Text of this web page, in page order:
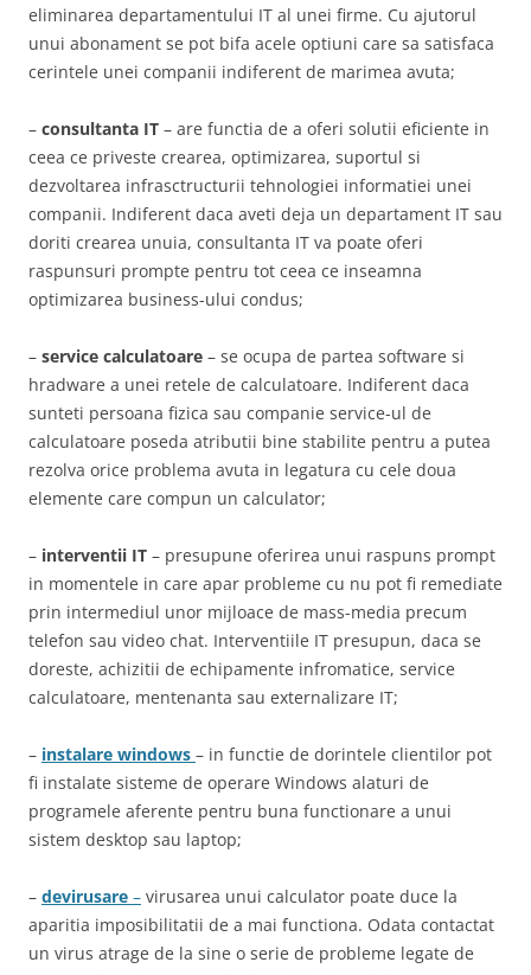
eliminarea departamentului IT al unei firme. Cu ajutorul
unui abonament se pot bifa acele optiuni care sa satisfaca
cerintele unei companii indiferent de marimea avuta;
– consultanta IT – are functia de a oferi solutii eficiente in
ceea ce priveste crearea, optimizarea, suportul si
dezvoltarea infrasctructurii tehnologiei informatiei unei
companii. Indiferent daca aveti deja un departament IT sau
doriti crearea unuia, consultanta IT va poate oferi
raspunsuri prompte pentru tot ceea ce inseamna
optimizarea business-ului condus;
– service calculatoare – se ocupa de partea software si
hradware a unei retele de calculatoare. Indiferent daca
sunteti persoana fizica sau companie service-ul de
calculatoare poseda atributii bine stabilite pentru a putea
rezolva orice problema avuta in legatura cu cele doua
elemente care compun un calculator;
– interventii IT – presupune oferirea unui raspuns prompt
in momentele in care apar probleme cu nu pot fi remediate
prin intermediul unor mijloace de mass-media precum
telefon sau video chat. Interventiile IT presupun, daca se
doreste, achizitii de echipamente infromatice, service
calculatoare, mentenanta sau externalizare IT;
– instalare windows – in functie de dorintele clientilor pot
fi instalate sisteme de operare Windows alaturi de
programele aferente pentru buna functionare a unui
sistem desktop sau laptop;
– devirusare – virusarea unui calculator poate duce la
aparitia imposibilitatii de a mai functiona. Odata contactat
un virus atrage de la sine o serie de probleme legate de